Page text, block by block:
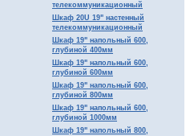
телекоммуникационный
Шкаф 20U 19" настенный
телекоммуникационный
Шкаф 19" напольный 600,
глубиной 400мм
Шкаф 19" напольный 600,
глубиной 600мм
Шкаф 19" напольный 600,
глубиной 800мм
Шкаф 19" напольный 600,
глубиной 1000мм
Шкаф 19" напольный 800,